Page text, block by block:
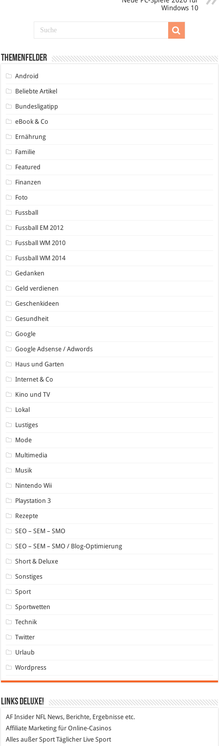
Windows 10
Themenfelder
Android
Beliebte Artikel
Bundesligatipp
eBook & Co
Ernährung
Familie
Featured
Finanzen
Foto
Fussball
Fussball EM 2012
Fussball WM 2010
Fussball WM 2014
Gedanken
Geld verdienen
Geschenkideen
Gesundheit
Google
Google Adsense / Adwords
Haus und Garten
Internet & Co
Kino und TV
Lokal
Lustiges
Mode
Multimedia
Musik
Nintendo Wii
Playstation 3
Rezepte
SEO – SEM – SMO
SEO – SEM – SMO / Blog-Optimierung
Short & Deluxe
Sonstiges
Sport
Sportwetten
Technik
Twitter
Urlaub
Wordpress
Links DeLuXe!
AF Insider NFL News, Berichte, Ergebnisse etc.
Affiliate Marketing für Online-Casinos
Alles außer Sport Täglicher Live Sport